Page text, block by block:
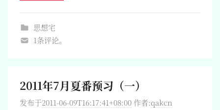
思想宅
1条评论。
2011年7月夏番预习（一）
发布于2011-06-09T16:17:41+08:00 作者:qakcn